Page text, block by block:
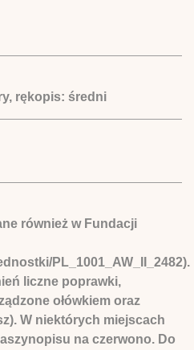
rękopis: średni
również w Fundacji
PL_1001_AW_II_2482).
liczne poprawki,
ołówkiem oraz
W niektórych miejscach
na czerwono. Do